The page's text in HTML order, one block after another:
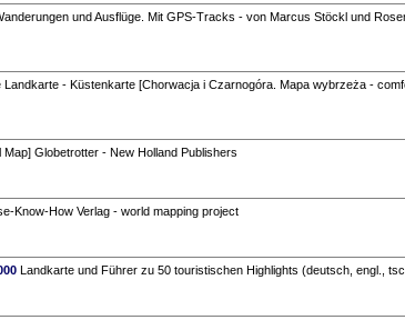
und Ausflüge. Mit GPS-Tracks - von Marcus Stöckl und
- Küstenkarte [Chorwacja i Czarnogóra. Mapa wybrzeża -
Globetrotter - New Holland Publishers
Know-How Verlag - world mapping project
Landkarte und Führer zu 50 touristischen Highlights (deutsch, engl.,